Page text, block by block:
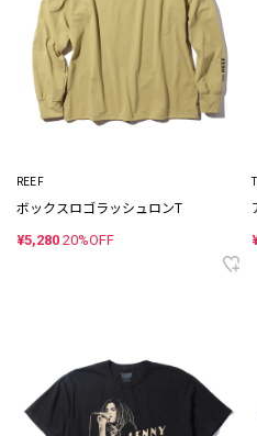
REEF
ボックスロゴラッシュロンT
¥5,280 20%OFF